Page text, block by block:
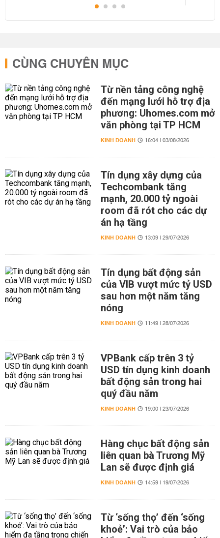
CÙNG CHUYÊN MỤC
Từ nền tảng công nghệ
đến mạng lưới hỗ trợ địa
phương: Uhomes.com mở
văn phòng tại TP HCM
KINH DOANH 16:04 | 03/08/2026
Tín dụng xây dựng của
Techcombank tăng
mạnh, 20.000 tỷ ngoài
room đã rót cho các dự
án hạ tầng
KINH DOANH 13:09 | 29/07/2026
Tín dụng bất động sản
của VIB vượt mức tỷ USD
sau hơn một năm tăng
nóng
KINH DOANH 11:49 | 28/07/2026
VPBank cấp trên 3 tỷ
USD tín dụng kinh doanh
bất động sản trong hai
quý đầu năm
KINH DOANH 19:00 | 23/07/2026
Hàng chục bất động sản
liên quan bà Trương Mỹ
Lan sẽ được định giá
KINH DOANH 14:59 | 19/07/2026
Từ ‘sống thọ’ đến ‘sống
khoẻ’: Vai trò của bảo